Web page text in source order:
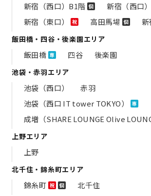
新宿（西口）B1階 個
新宿（西口
新宿（東口）
祝 高田馬場 個
飯田橋・四谷・後楽園エリア
飯田橋 専 四谷 後楽園
池袋・赤羽エリア
池袋（西口）
赤羽
池袋（西口 IT tower TOKYO）
専
成増（SHARE LOUNGE Olive
上野エリア
上野
北千住・錦糸町エリア
錦糸町 祝 個 北千住